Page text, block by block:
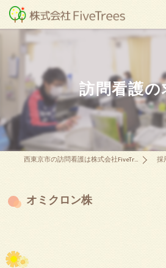
訪問看護
西東京市の訪問看護は株式会社FiveTrees 採
オミクロン株